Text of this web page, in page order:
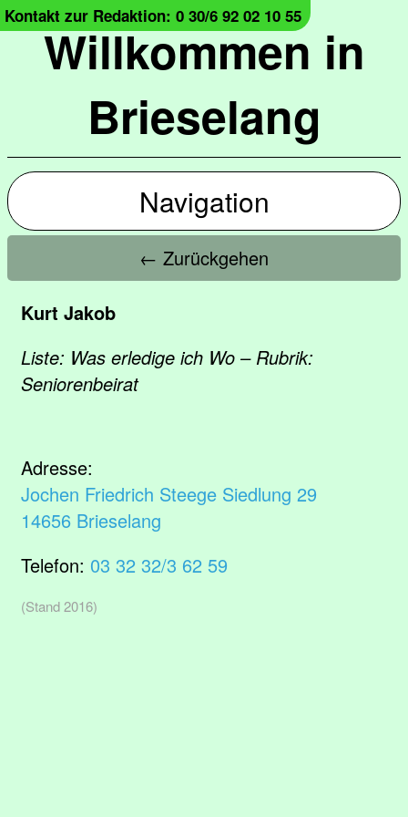
Willkommen in
Brieselang
Kontakt zur Redaktion: 0 30/6 92 02 10 55
Navigation
← Zurückgehen
Kurt Jakob
Liste: Was erledige ich Wo – Rubrik:
Seniorenbeirat
Adresse:
Jochen Friedrich Steege Siedlung 29
14656 Brieselang
Telefon: 03 32 32/3 62 59
(Stand 2016)